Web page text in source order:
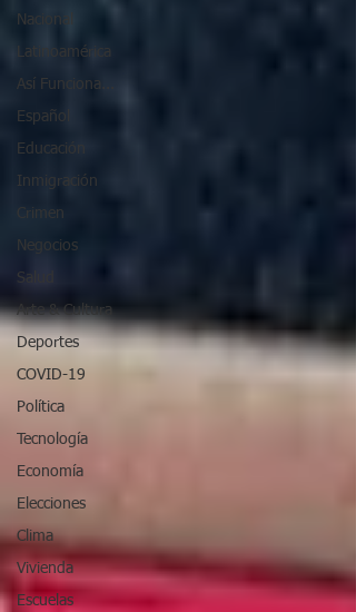
Nacional
Latinoamérica
Así Funciona...
Español
Educación
Inmigración
Crimen
Negocios
Salud
Arte & Cultura
Deportes
COVID-19
Política
Tecnología
Economía
Elecciones
Clima
Vivienda
Escuelas